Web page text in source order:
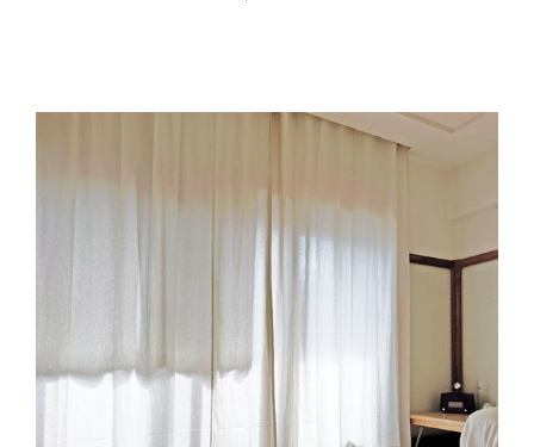
チ
オ
ガ
＞
の
の
お
よ
ー